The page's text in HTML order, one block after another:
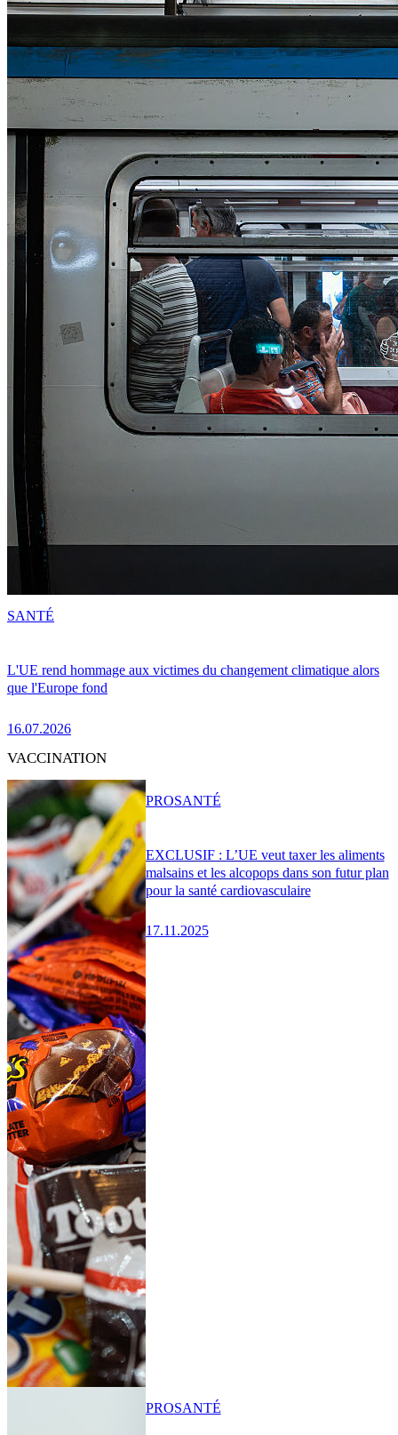
L'UE rend hommage aux victimes du changement climatique alors
que l'Europe fond
16.07.2026
SANTÉ
VACCINATION
EXCLUSIF : L’UE veut taxer les aliments
malsains et les alcopops dans son futur plan
pour la santé cardiovasculaire
17.11.2025
PROSANTÉ
PROSANTÉ